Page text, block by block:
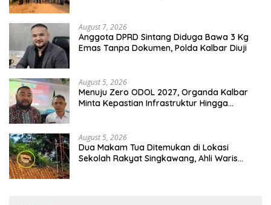
August 7, 2026
Anggota DPRD Sintang Diduga Bawa 3 Kg
Emas Tanpa Dokumen, Polda Kalbar Diuji
August 5, 2026
Menuju Zero ODOL 2027, Organda Kalbar
Minta Kepastian Infrastruktur Hingga
August 5, 2026
Dua Makam Tua Ditemukan di Lokasi
Sekolah Rakyat Singkawang, Ahli Waris